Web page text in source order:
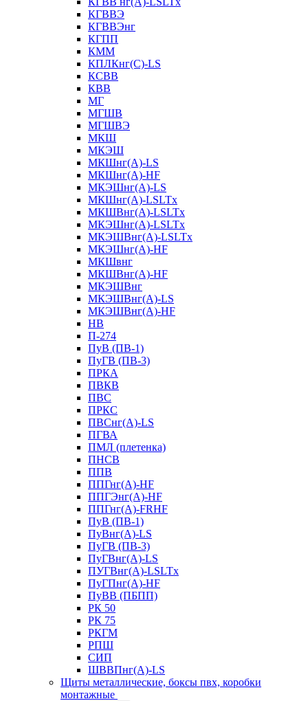
КГВВЭ
КГВВЭнг
КГПП
КММ
КПЛКнг(C)-LS
КСВВ
КВВ
МГ
МГШВ
МГШВЭ
МКШ
МКЭШ
МКШнг(А)-LS
МКШнг(А)-HF
МКЭШнг(А)-LS
МКШнг(А)-LSLTx
МКШВнг(A)-LSLTx
МКЭШнг(А)-LSLTx
МКЭШВнг(A)-LSLTx
МКЭШнг(А)-HF
МКШвнг
МКШВнг(А)-HF
МКЭШВнг
МКЭШВнг(А)-LS
МКЭШВнг(А)-HF
НВ
П-274
ПуВ (ПВ-1)
ПуГВ (ПВ-3)
ПРКА
ПВКВ
ПВС
ПРКС
ПВСнг(А)-LS
ПГВА
ПМЛ (плетенка)
ПНСВ
ППВ
ППГнг(А)-HF
ППГЭнг(А)-HF
ППГнг(А)-FRHF
ПуВ (ПВ-1)
ПуВнг(А)-LS
ПуГВ (ПВ-3)
ПуГВнг(А)-LS
ПУГВнг(А)-LSLTx
ПуГПнг(А)-HF
ПуВВ (ПБПП)
РК 50
РК 75
РКГМ
РПШ
СИП
ШВВПнг(А)-LS
Щиты металлические, боксы пвх, коробки
монтажные